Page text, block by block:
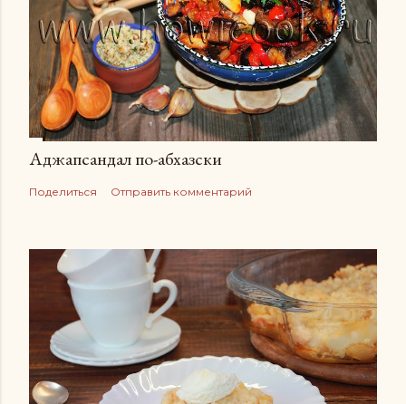
Аджапсандал по-абхазски
Поделиться Отправить комментарий